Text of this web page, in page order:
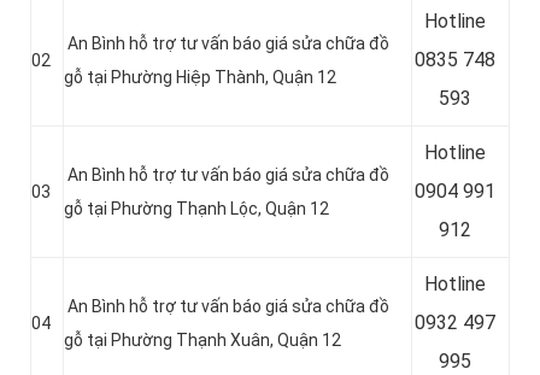
02
An Bình hỗ trợ tư vấn báo giá sửa chữa đồ
gỗ tại Phường Hiệp Thành, Quận 12
Hotline
0835 748
593
03
An Bình hỗ trợ tư vấn báo giá sửa chữa đồ
gỗ tại Phường Thạnh Lộc, Quận 12
Hotline
0904 991
912
04
An Bình hỗ trợ tư vấn báo giá sửa chữa đồ
gỗ tại Phường Thạnh Xuân, Quận 12
Hotline
0932 497
995